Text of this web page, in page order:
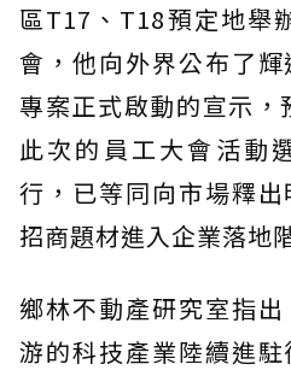
區T17、T18預定地舉
會，他向外界公布了輝
專案正式啟動的宣示，
此次的員工大會活動
行，已等同向市場釋
招商題材進入企業落地
鄉林不動產研究室指
游的科技產業陸續進